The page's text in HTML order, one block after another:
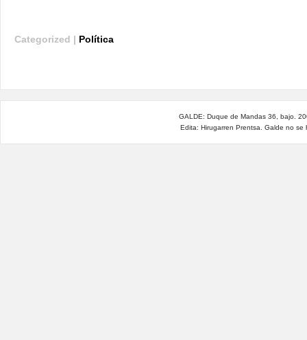
Categorized | Política
GALDE: Duque de Mandas 36, bajo.
Edita: Hirugarren Prentsa. Galde no